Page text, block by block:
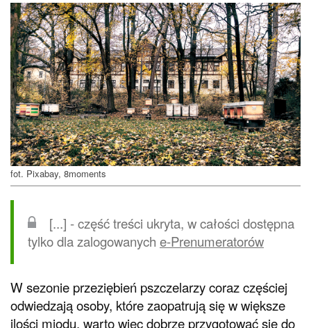
fot. Pixabay, 8moments
[...] - część treści ukryta, w całości dostępna
tylko dla zalogowanych e-Prenumeratorów
W sezonie przeziębień pszczelarzy coraz częściej
odwiedzają osoby, które zaopatrują się w większe
ilości miodu, warto więc dobrze przygotować się do